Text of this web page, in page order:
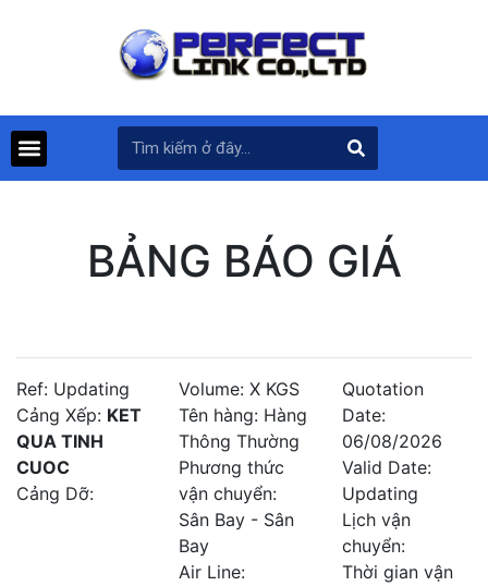
BẢNG BÁO GIÁ
Ref: Updating
Cảng Xếp: KET
QUA TINH
CUOC
Cảng Dỡ:
Volume: X KGS
Tên hàng: Hàng
Thông Thường
Phương thức
vận chuyển:
Sân Bay - Sân
Bay
Air Line:
Quotation
Date:
06/08/2026
Valid Date:
Updating
Lịch vận
chuyển:
Thời gian vận